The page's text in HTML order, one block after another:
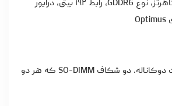
فرکانس رم: ۱۵۰۰ مگاهرتز، نوع GDDR6، رابط ۱۹۲ بیتی، درایور
DDR4-2666، به‌صورت دوکاناله. دو شکاف SO-DIMM که هر دو